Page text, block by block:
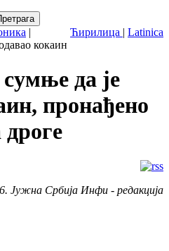
Ћирилица | Latinica
|
кокаин
да је
пронађено
Јужна Србија Инфи - редакција